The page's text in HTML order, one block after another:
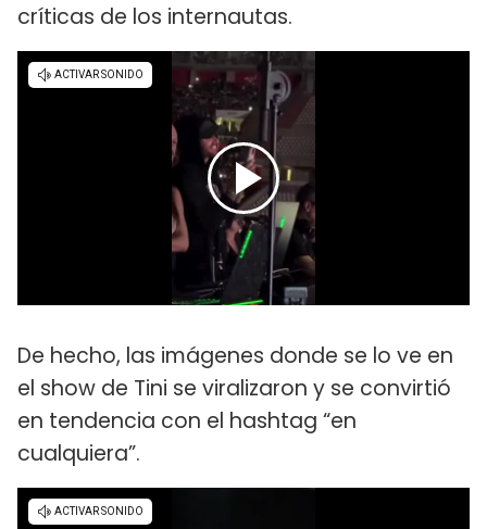
críticas de los internautas.
De hecho, las imágenes donde se lo ve en
el show de Tini se viralizaron y se convirtió
en tendencia con el hashtag “en
cualquiera”.